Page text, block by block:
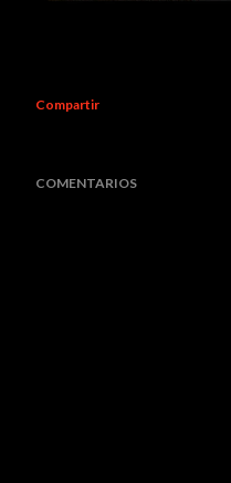
Compartir
COMENTARIOS